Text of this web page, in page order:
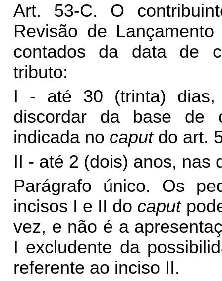
Art. 53-C. O
Revisão de
contados da data de
tributo:
I - até 30 (trinta) dias,
discordar da base de
indicada no caputdo art.
II - até 2 (dois) anos, nas
Parágrafo único. Os
incisos I e II do caput
vez, e não é a
I excludente da
referente ao inciso II.